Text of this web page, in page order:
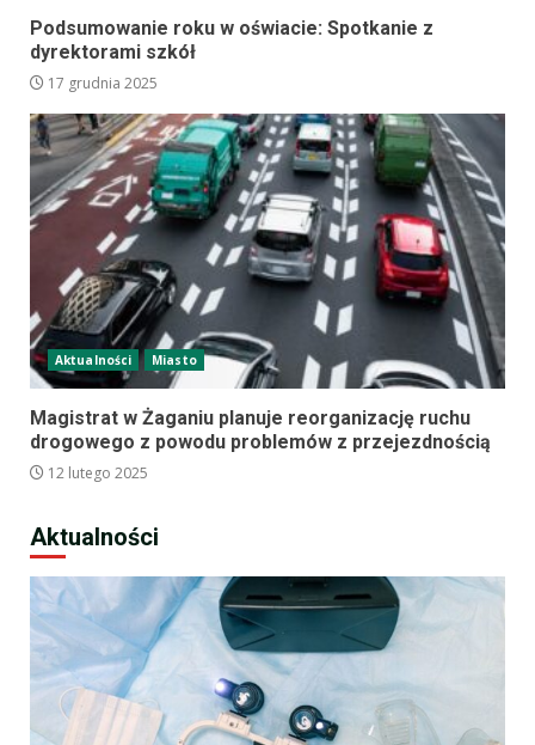
Podsumowanie roku w oświacie: Spotkanie z
dyrektorami szkół
17 grudnia 2025
Aktualności Miasto
Magistrat w Żaganiu planuje reorganizację ruchu
drogowego z powodu problemów z przejezdnością
12 lutego 2025
Aktualności